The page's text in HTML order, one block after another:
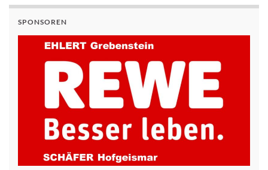
SPONSOREN